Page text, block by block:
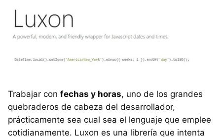
Trabajar con fechas y horas, uno de los grandes
quebraderos de cabeza del desarrollador,
prácticamente sea cual sea el lenguaje que emplee
cotidianamente. Luxon es una librería que intenta